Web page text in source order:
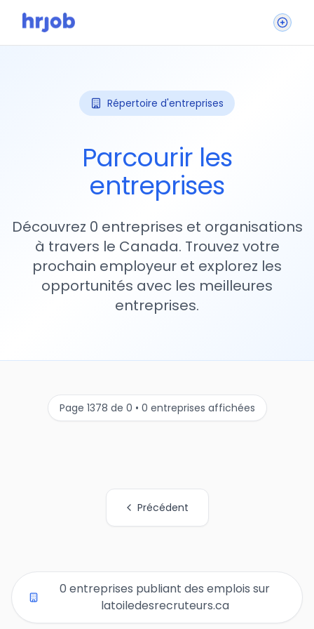
Répertoire d'entreprises
Parcourir les
entreprises
Découvrez 0 entreprises et organisations
à travers le Canada. Trouvez votre
prochain employeur et explorez les
opportunités avec les meilleures
entreprises.
Page 1378 de 0 • 0 entreprises affichées
Précédent
0 entreprises publiant des emplois sur
latoiledesrecruteurs.ca